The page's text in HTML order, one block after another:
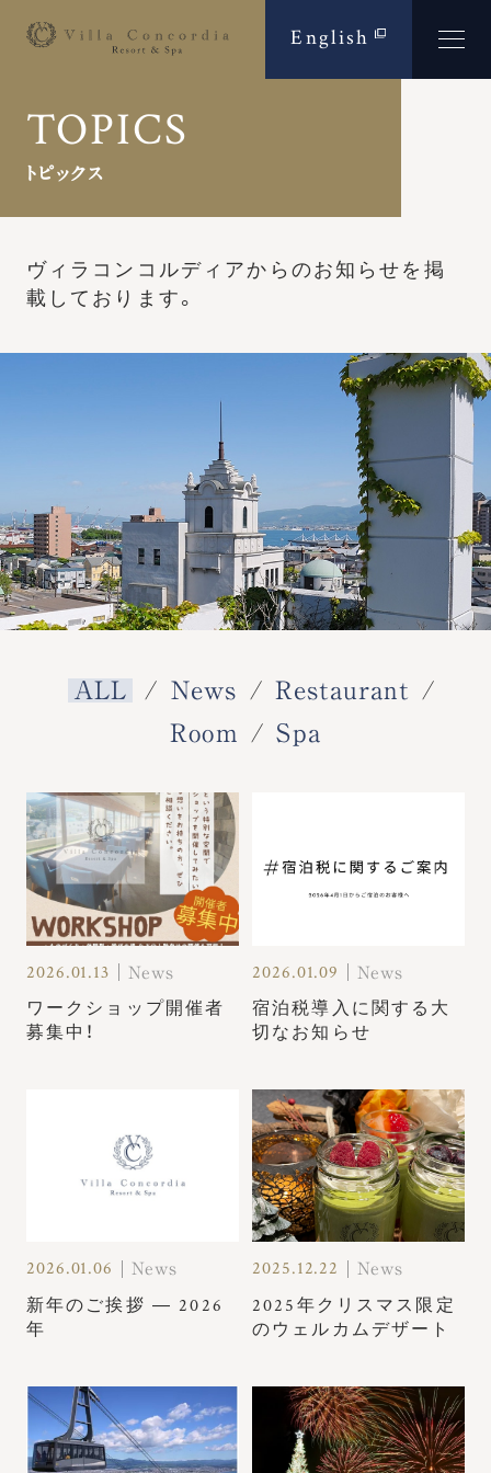
English
TOPICS
トピックス
ヴィラコンコルディアからのお知らせを 掲
載しております。
ALL News
Restaurant
Room
Spa
2026.01.13 News
ワークショップ開催者
募集中！
2026.01.09 News
宿泊税導入に関する大
切なお知らせ
2026.01.06 News
新年のご挨拶 ― 2026
年
2025.12.22 News
2025年クリスマス限定
のウェルカムデザート